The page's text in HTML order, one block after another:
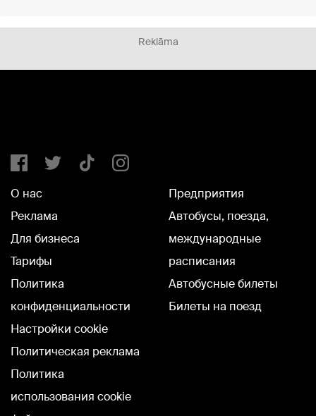
Reklāma
О нас
Реклама
Для бизнеса
Тарифы
Политика
конфиденциальности
Настройки cookie
Политическая реклама
Политика
использования cookie
Предприятия
Автобусы, поезда,
международные
расписания
Автобусные билеты
Билеты на поезд